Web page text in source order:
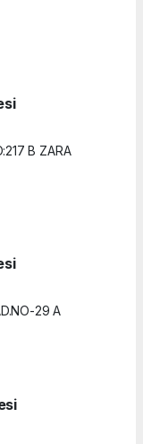
B ZARA
29 A